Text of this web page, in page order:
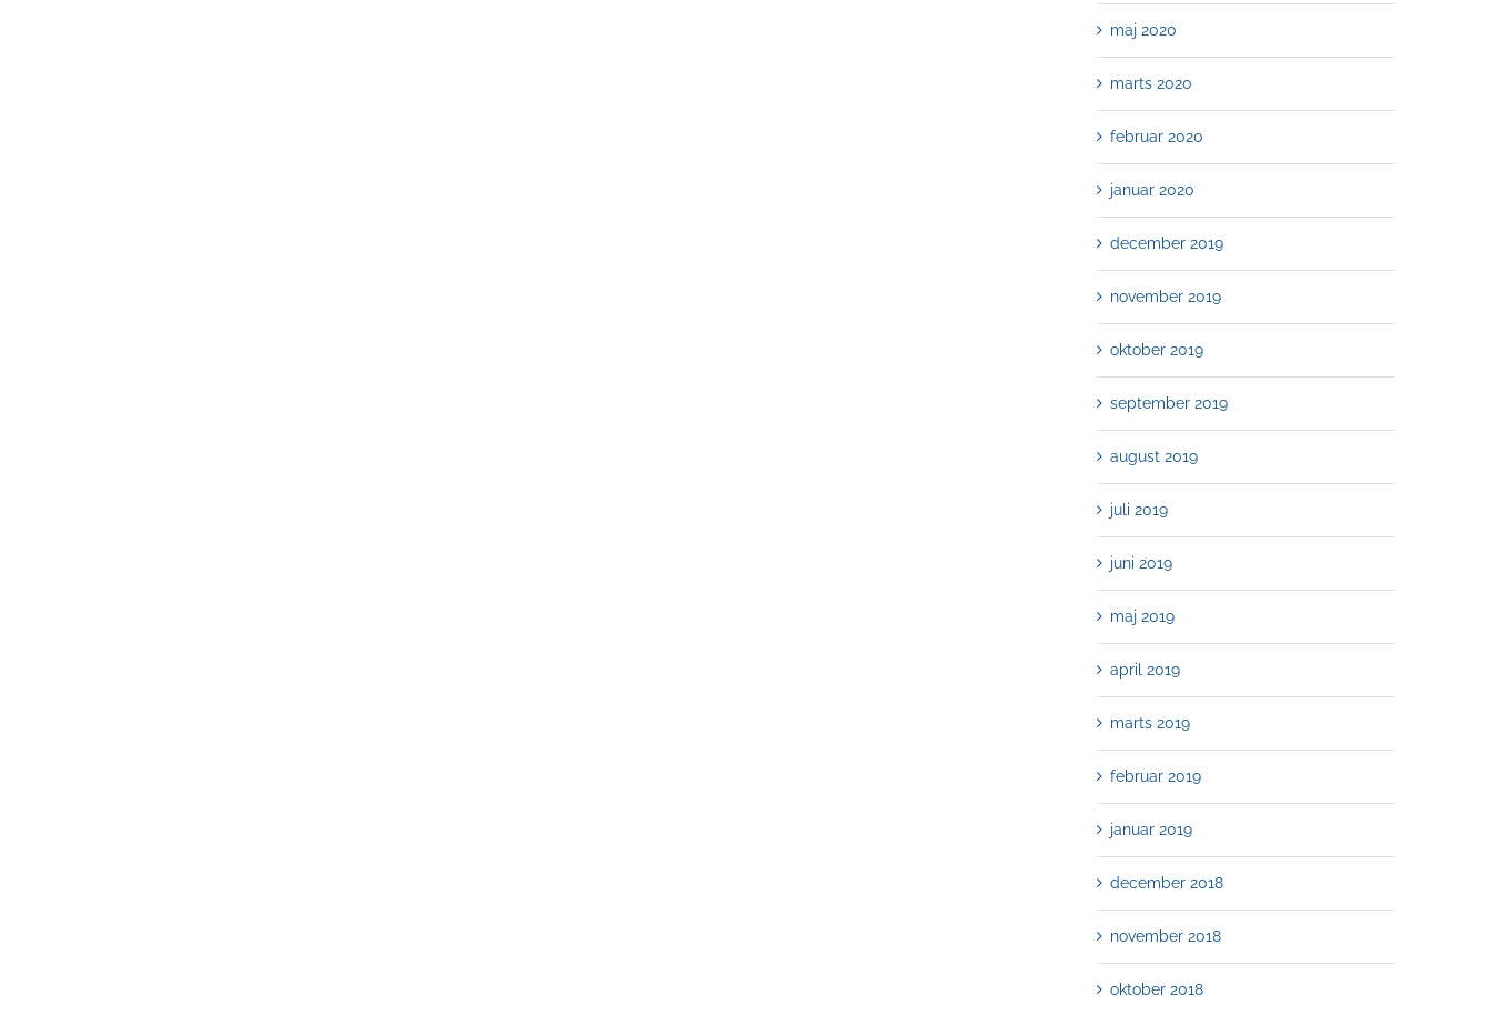
maj 2020
marts 2020
februar 2020
januar 2020
december 2019
november 2019
oktober 2019
september 2019
august 2019
juli 2019
juni 2019
maj 2019
april 2019
marts 2019
februar 2019
januar 2019
december 2018
november 2018
oktober 2018